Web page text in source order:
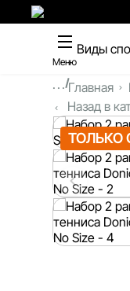
Меню
Виды
...Главная
Назад в
ТОЛЬКО